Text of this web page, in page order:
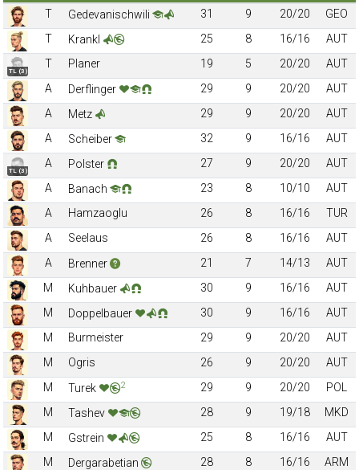
T
Gedevanischwili 31 9 20/20
GEO
T
Krankl 25 8 16/16 AUT
TL (3)
T Planer 19 5 20/20
AUT
A
Derflinger 29 9 20/20
AUT
A
Metz 29 9 20/20
AUT
A
Scheiber 32 9 16/16 AUT
TL (3)
A Polster 27 9 20/20
AUT
A
Banach 23 8 10/10
AUT
A
Hamzaoglu 26 8 16/16
TUR
A
Seelaus 26 8 16/16
AUT
A
Brenner 21 7 14/13
AUT
M
Kuhbauer 30 9 16/16
AUT
M
Doppelbauer 30 9 16/16
AUT
M
Burmeister 29 9 20/20
AUT
M
Ogris 26 9 20/20
AUT
M
Turek 2 29 9 20/20
POL
M
Tashev 28 9 19/18
MKD
M
Gstrein 25 8 16/16
AUT
M
Dergarabetian 28 8 16/16
ARM